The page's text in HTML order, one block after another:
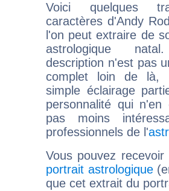
Voici quelques
caractères d'Andy
l'on peut extraire de
astrologique
description n'est pas
complet loin de là,
simple éclairage
personnalité qui n'en
pas moins
professionnels de l'
Vous pouvez
portrait astrologique
que cet extrait du